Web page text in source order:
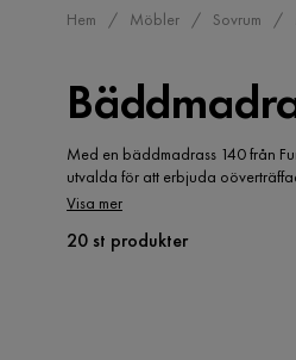
Hem Möbler Sovrum
Med en bäddmadrass 140 från
utvalda för att erbjuda
passa olika sömnbehov och
och upptäck vårt sortiment idag!
Visa mer
20 st produkter